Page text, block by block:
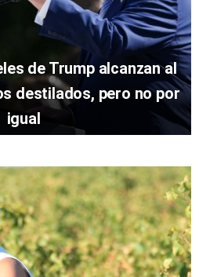
de Trump alcanzan al
destilados, pero no por
igual